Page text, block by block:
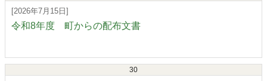
[2026年7月15日]
令和8年度 町からの配布文書
30